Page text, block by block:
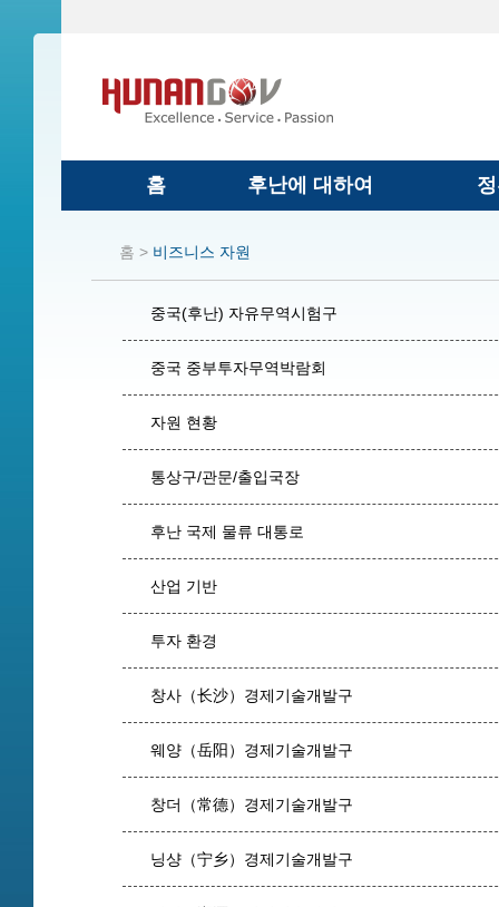
홈 후난에 대하여
홈 > 비즈니스 자원
중국(후난) 자유무역시험구
중국 중부투자무역박람회
자원 현황
통상구/관문/출입국장
후난 국제 물류 대통로
산업 기반
투자 환경
창사（长沙）경제기술개발구
웨양（岳阳）경제기술개발구
창더（常德）경제기술개발구
닝샹（宁乡）경제기술개발구